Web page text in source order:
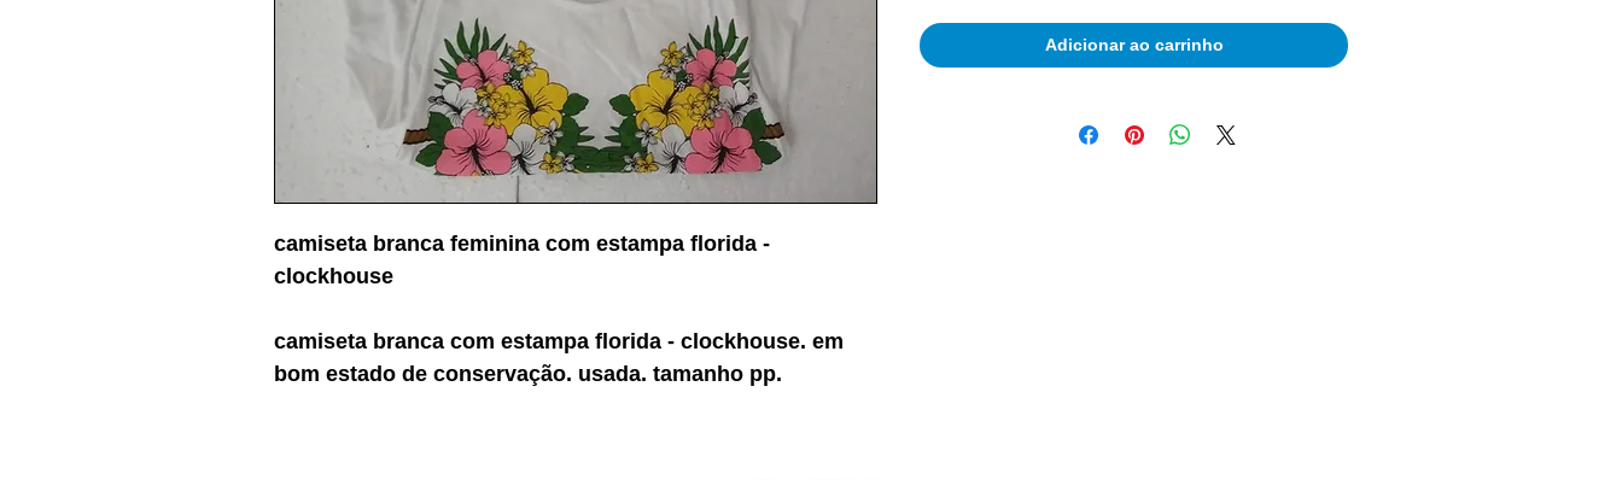
camiseta branca feminina com estampa florida -
clockhouse
camiseta branca com estampa florida - clockhouse. em
bom estado de conservação. usada. tamanho pp.
Adicionar ao carrinho